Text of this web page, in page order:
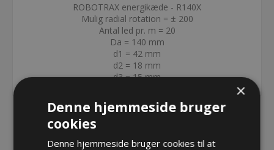
ROBOTRAX energikæde - R140X
Mulig radial rotation = ± 200
Antal led pr. m = 20
Da = 140 mm
d1 = 42 mm
d2 = 18 mm
d3 = 15 mm
RELATEREDE PRODUKTER
×
Denne hjemmeside bruger
cookies
Denne hjemmeside bruger cookies til at